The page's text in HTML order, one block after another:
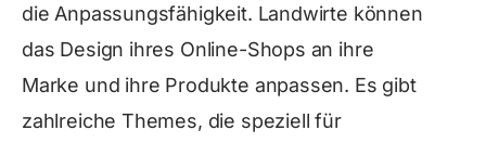
die Anpassungsfähigkeit. Landwirte können
das Design ihres Online-Shops an ihre
Marke und ihre Produkte anpassen. Es gibt
zahlreiche Themes, die speziell für